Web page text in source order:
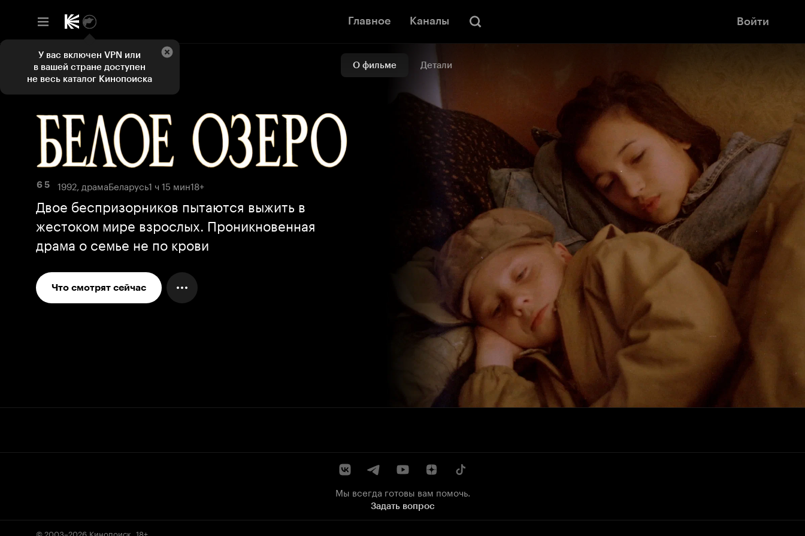
Главное Каналы Войти
О фильме Детали
6 5 1992, драмаБеларусь1 ч 15 мин18+
Двое беспризорников пытаются выжить в
жестоком мире взрослых. Проникновенная
драма о семье не по крови
Что смотрят сейчас
Мы всегда готовы вам помочь.
Задать вопрос
© 2003–2026 Кинопоиск 18+
У вас включен VPN или
в вашей стране доступен
не весь каталог Кинопоиска